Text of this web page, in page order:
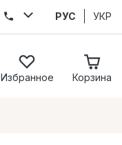
РУС УКР
Избранное Корзина